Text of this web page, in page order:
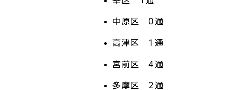
中原区 0通
高津区 1通
宮前区 4通
多摩区 2通